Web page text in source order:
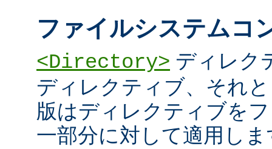
ファイルシステムコ
<Directory> ディレク
ディレクティブ、それ
版はディレクティブを
一部分に対して適用し